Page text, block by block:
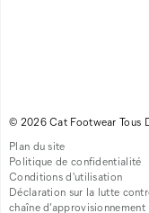
© 2026 Cat Footwear Tous
Plan du site
Politique de confidentialité
Conditions d'utilisation
Déclaration sur la lutte
chaîne d’approvisionnement